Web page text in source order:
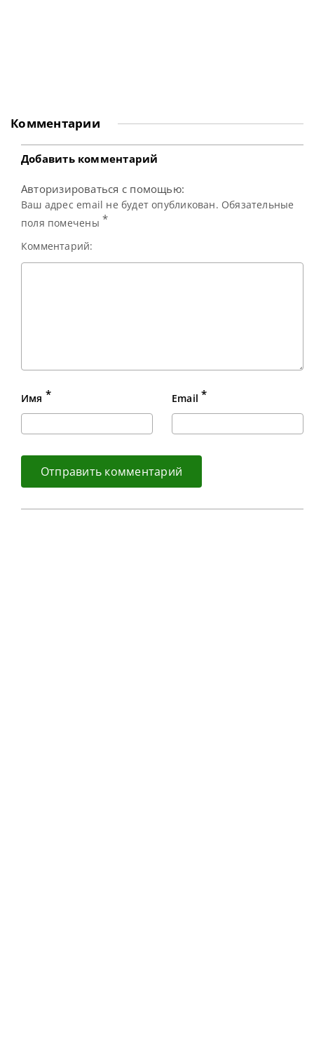
Комментарии
Добавить комментарий
Авторизироваться с помощью:
Ваш адрес email не будет опубликован. Обязательные
поля помечены *
Комментарий:
Имя * Email *